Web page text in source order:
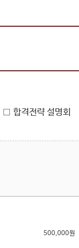
합격전략 설명회
500,000원